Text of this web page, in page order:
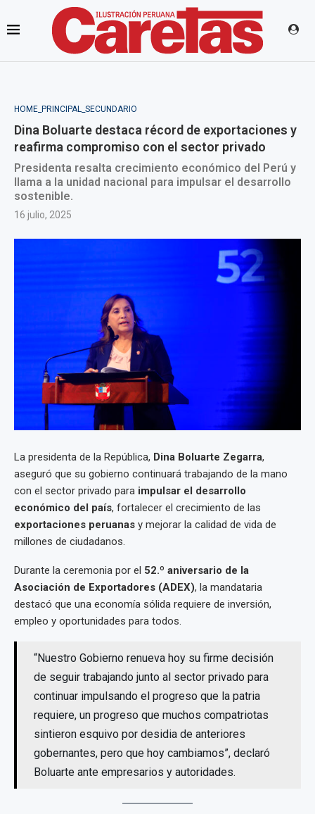
HOME_PRINCIPAL_SECUNDARIO
Dina Boluarte destaca récord de exportaciones y
reafirma compromiso con el sector privado
Presidenta resalta crecimiento económico del Perú y
llama a la unidad nacional para impulsar el desarrollo
sostenible.
16 julio, 2025
La presidenta de la República, Dina Boluarte Zegarra,
aseguró que su gobierno continuará trabajando de la mano
con el sector privado para impulsar el desarrollo
económico del país, fortalecer el crecimiento de las
exportaciones peruanas y mejorar la calidad de vida de
millones de ciudadanos.
Durante la ceremonia por el 52.º aniversario de la
Asociación de Exportadores (ADEX), la mandataria
destacó que una economía sólida requiere de inversión,
empleo y oportunidades para todos.
“Nuestro Gobierno renueva hoy su firme decisión
de seguir trabajando junto al sector privado para
continuar impulsando el progreso que la patria
requiere, un progreso que muchos compatriotas
sintieron esquivo por desidia de anteriores
gobernantes, pero que hoy cambiamos”, declaró
Boluarte ante empresarios y autoridades.